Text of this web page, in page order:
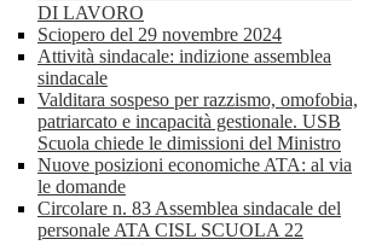
DI LAVORO
Sciopero del 29 novembre 2024
Attività sindacale: indizione assemblea
sindacale
Valditara sospeso per razzismo, omofobia,
patriarcato e incapacità gestionale. USB
Scuola chiede le dimissioni del Ministro
Nuove posizioni economiche ATA: al via
le domande
Circolare n. 83 Assemblea sindacale del
personale ATA CISL SCUOLA 22